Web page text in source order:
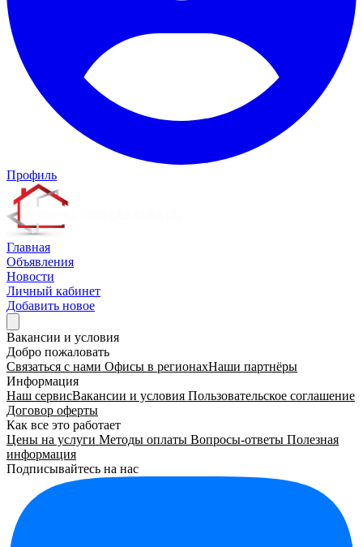
Профиль
Главная
Объявления
Новости
Личный кабинет
Добавить новое
Вакансии и условия
Добро пожаловать
Связаться с нами Офисы в регионахНаши партнёры
Информация
Наш сервисВакансии и условия Пользовательское соглашение
Договор оферты
Как все это работает
Цены на услуги Методы оплаты Вопросы-ответы Полезная
информация
Подписывайтесь на нас